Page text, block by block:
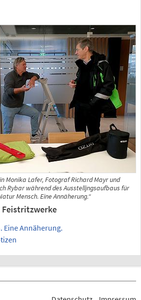
Monika Lafer, Fotograf Richard Mayr und
Rybar während des Ausstelljngsaufbaus für
Mensch. Eine Annäherung.“
Feistritzwerke
Eine Annäherung.